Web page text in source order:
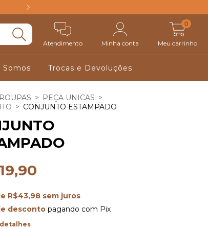
Atendimento Minha conta Meu carrinho
0
Somos Trocas e Devoluções
ROUPAS > PEÇA UNICAS >
> CONJUNTO ESTAMPADO
R$43,98 sem juros
descontopagando com Pix